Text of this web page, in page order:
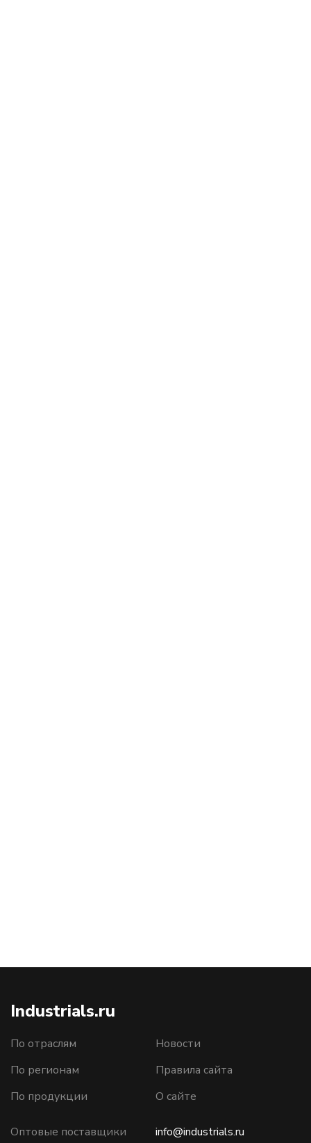
Industrials.ru
По отраслям
По регионам
По продукции
Новости
Правила сайта
О сайте
Оптовые поставщики info@industrials.ru